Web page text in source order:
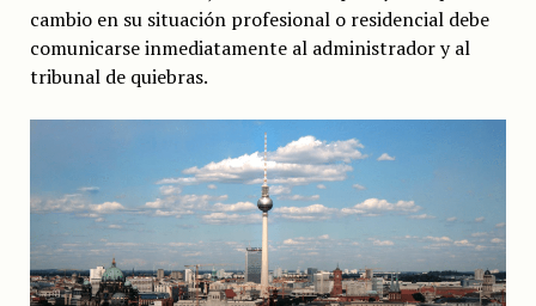
cambio en su situación profesional o residencial debe
comunicarse inmediatamente al administrador y al
tribunal de quiebras.